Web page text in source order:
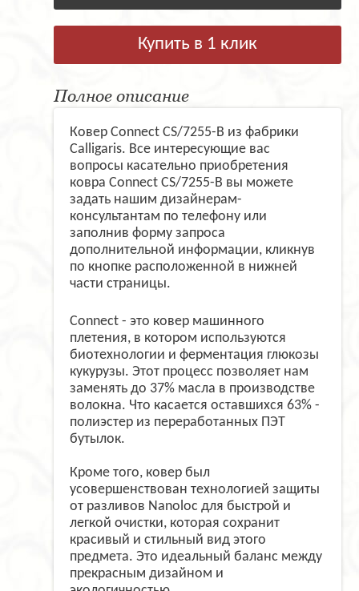
Купить в 1 клик
Полное описание
Ковер Connect CS/7255-B из фабрики
Calligaris. Все интересующие вас
вопросы касательно приобретения
ковра Connect CS/7255-B вы можете
задать нашим дизайнерам-
консультантам по телефону или
заполнив форму запроса
дополнительной информации, кликнув
по кнопке расположенной в нижней
части страницы.
Connect - это ковер машинного
плетения, в котором используются
биотехнологии и ферментация глюкозы
кукурузы. Этот процесс позволяет нам
заменять до 37% масла в производстве
волокна. Что касается оставшихся 63% -
полиэстер из переработанных ПЭТ
бутылок.
Кроме того, ковер был
усовершенствован технологией защиты
от разливов Nanoloc для быстрой и
легкой очистки, которая сохранит
красивый и стильный вид этого
предмета. Это идеальный баланс между
прекрасным дизайном и